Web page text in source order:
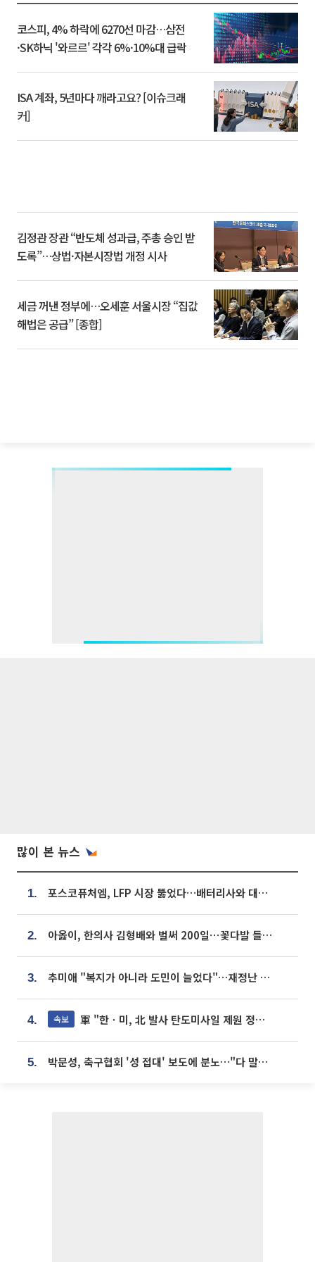
코스피, 4% 하락에 6270선 마감…삼전
·SK하닉 '와르르' 각각 6%·10%대 급락
ISA 계좌, 5년마다 깨라고요? [이슈크래
커]
김정관 장관 “반도체 성과급, 주총 승인 받
도록”…상법·자본시장법 개정 시사
세금 꺼낸 정부에…오세훈 서울시장 “집값
해법은 공급” [종합]
많이 본 뉴스
1. 포스코퓨처엠, LFP 시장 뚫었다…배터리사와 대규모 장기 공급 합의
2. 아옳이, 한의사 김형배와 벌써 200일⋯꽃다발 들고 "프러포즈 아냐"
3. 추미애 "복지가 아니라 도민이 늘었다"…재정난 책임론 정면돌파
4. 속보 軍 "한ㆍ미, 北 발사 탄도미사일 제원 정밀분석 중"
5. 박문성, 축구협회 '성 접대' 보도에 분노…"다 말아먹으려고 작정했나"